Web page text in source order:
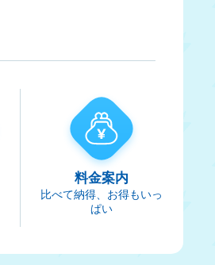
料金案内
比べて納得、お得もいっ
ぱい